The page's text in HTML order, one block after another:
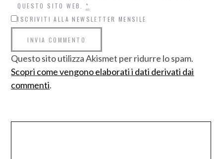
QUESTO SITO WEB.*
ISCRIVITI ALLA NEWSLETTER MENSILE
Questo sito utilizza Akismet per ridurre lo spam.
Scopri come vengono elaborati i dati derivati dai
commenti.